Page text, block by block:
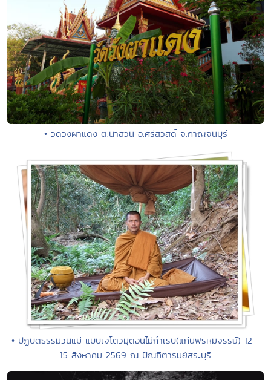
• วัดวังผาแดง ต.นาสวน อ.ศรีสวัสดิ์ จ.กาญจนบุรี
• ปฏิบัติธรรมวันแม่ แบบเจโตวิมุติอันไม่กำเริบ(แก่นพรหมจรรย์) 12 -
15 สิงหาคม 2569 ณ ปัณฑิตารมย์สระบุรี